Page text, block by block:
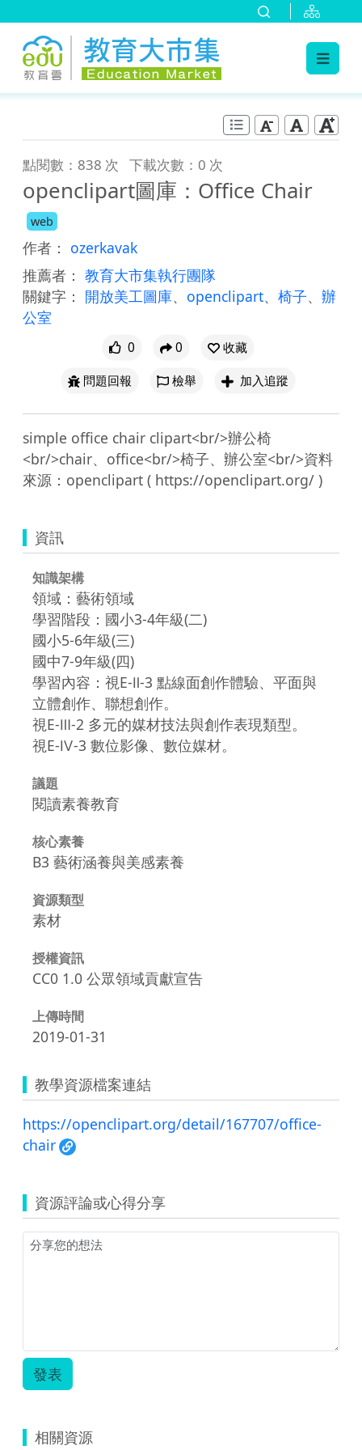
點閱數：838 次 下載次數：0 次
openclipart圖庫：Office Chair
web
作者： ozerkavak
推薦者： 教育大市集執行團隊
關鍵字： 開放美工圖庫、 openclipart、 椅子、 辦
公室
0 0
收藏
問題回報
檢舉 加入追蹤
simple office chair clipart<br/>辦公椅
<br/>chair、office<br/>椅子、辦公室<br/>資料
資訊
知識架構
領域：藝術領域
學習階段：國小3-4年級(二)
國小5-6年級(三)
國中7-9年級(四)
學習內容：視E-Ⅱ-3 點線面創作體驗、平面與
立體創作、聯想創作。
視E-Ⅲ-2 多元的媒材技法與創作表現類型。
視E-Ⅳ-3 數位影像、數位媒材。
議題
閱讀素養教育
核心素養
B3 藝術涵養與美感素養
資源類型
素材
授權資訊
CC0 1.0 公眾領域貢獻宣告
上傳時間
2019-01-31
教學資源檔案連結
https://openclipart.org/detail/167707/office-
chair
資源評論或心得分享
發表
相關資源